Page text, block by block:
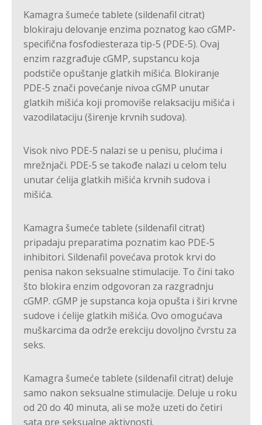
Kamagra šumeće tablete (sildenafil citrat)
blokiraju delovanje enzima poznatog kao cGMP-
specifična fosfodiesteraza tip-5 (PDE-5). Ovaj
enzim razgrađuje cGMP, supstancu koja
podstiče opuštanje glatkih mišića. Blokiranje
PDE-5 znači povećanje nivoa cGMP unutar
glatkih mišića koji promoviše relaksaciju mišića i
vazodilataciju (širenje krvnih sudova).
Visok nivo PDE-5 nalazi se u penisu, plućima i
mrežnjači. PDE-5 se takođe nalazi u celom telu
unutar ćelija glatkih mišića krvnih sudova i
mišića.
Kamagra šumeće tablete (sildenafil citrat)
pripadaju preparatima poznatim kao PDE-5
inhibitori. Sildenafil povećava protok krvi do
penisa nakon seksualne stimulacije. To čini tako
što blokira enzim odgovoran za razgradnju
cGMP. cGMP je supstanca koja opušta i širi krvne
sudove i ćelije glatkih mišića. Ovo omogućava
muškarcima da održe erekciju dovoljno čvrstu za
seks.
Kamagra šumeće tablete (sildenafil citrat) deluje
samo nakon seksualne stimulacije. Deluje u roku
od 20 do 40 minuta, ali se može uzeti do četiri
sata pre seksualne aktivnosti.